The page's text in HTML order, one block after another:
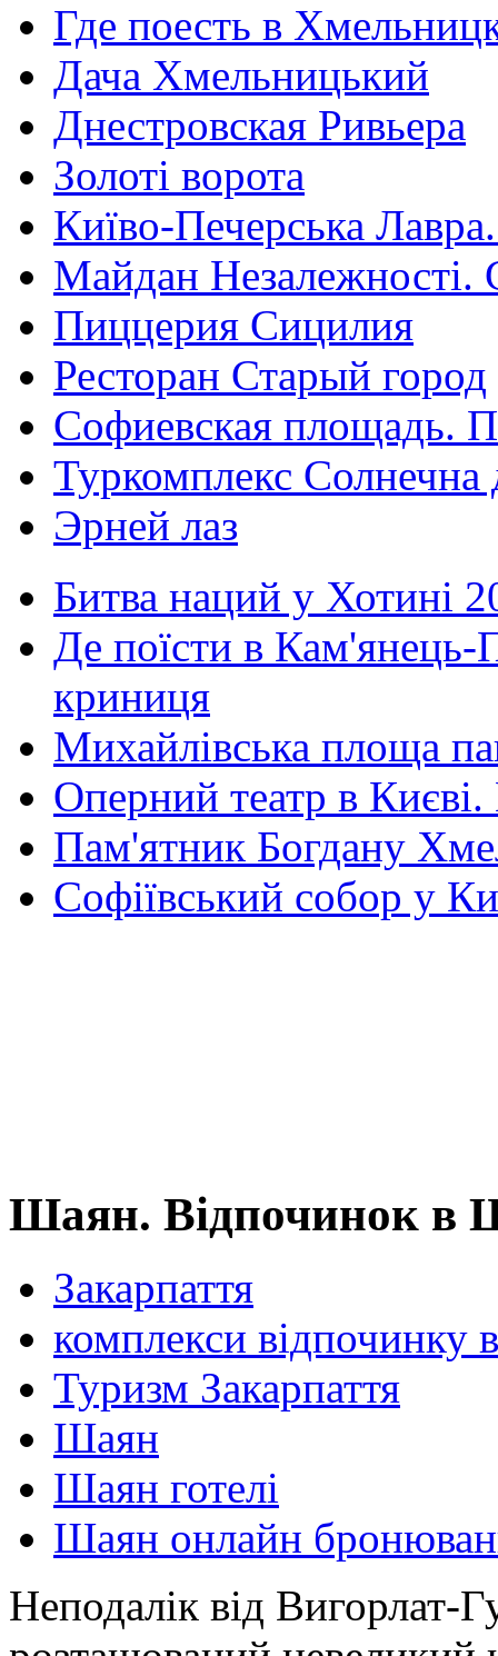
Где поесть в
Дача Хмельницький
Днестровская Ривьера
Золоті ворота
Київо-Печерська
Майдан Незалежності.
Пиццерия Сицилия
Ресторан Старый город
Софиевская площадь.
Туркомплекс Солнечна
Эрней лаз
Битва наций у Хотині
Де поїсти в Кам'янець-
криниця
Михайлівська площа
Оперний театр в
Пам'ятник Богдану
Софіївський собор у
Шаян. Відпочинок в
Закарпаття
комплекси відпочинку
Туризм Закарпаття
Шаян
Шаян готелі
Шаян онлайн
Неподалік від Вигорлат-